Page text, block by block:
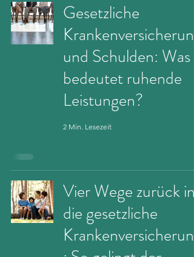
Gesetzliche
Krankenversicherung
und Schulden: Was
bedeutet ruhende
Leistungen?
2 Min. Lesezeit
Vier Wege zurück in
die gesetzliche
Krankenversicherung